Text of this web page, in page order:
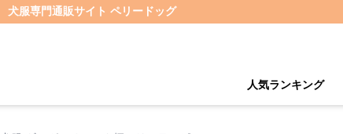
犬服専門通販サイト ペリードッグ
人気ランキング